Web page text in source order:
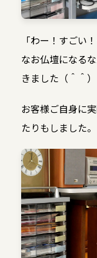
「わー！すごい
なお仏壇になる
きました（＾＾）
お客様ご自身に
たりもしました。